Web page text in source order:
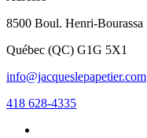
8500 Boul. Henri-Bourassa
Québec (QC) G1G 5X1
info@jacqueslepapetier.com
418 628-4335